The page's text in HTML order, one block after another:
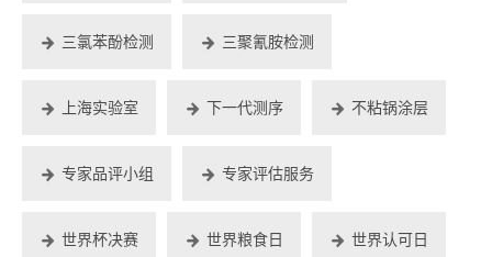
三氯苯酚检测 三聚氰胺检测
上海实验室 下一代测序 不粘锅涂层
专家品评小组 专家评估服务
世界杯决赛 世界粮食日 世界认可日